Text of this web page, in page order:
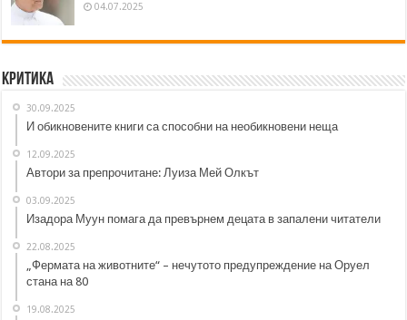
04.07.2025
Критика
30.09.2025
И обикновените книги са способни на необикновени неща
12.09.2025
Автори за препрочитане: Луиза Мей Олкът
03.09.2025
Изадора Муун помага да превърнем децата в запалени читатели
22.08.2025
„Фермата на животните“ – нечутото предупреждение на Оруел
стана на 80
19.08.2025